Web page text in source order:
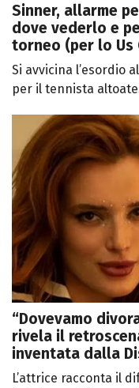
Sinner, allarme
dove vederlo e
torneo (per lo Us
Si avvicina l’esordio
per il tennista
“Dovevamo
rivela il
inventata dalla
L’attrice racconta il